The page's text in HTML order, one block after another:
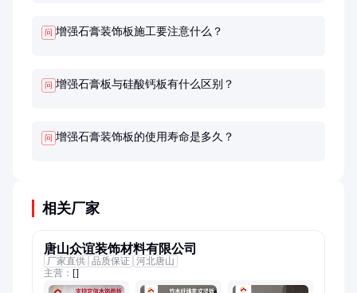
问 增强石膏装饰板施工要注意什么？
问 增强石膏板与硅酸钙板有什么区别？
问 增强石膏装饰板的使用寿命是多久？
相关厂家
唐山众谊装饰材料有限公司
厂家直供 品质保证 河北唐山
主营： []